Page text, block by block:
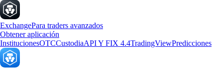
ExchangePara traders avanzados
Obtener aplicación
InstitucionesOTCCustodiaAPI Y FIX 4.4TradingViewPredicciones